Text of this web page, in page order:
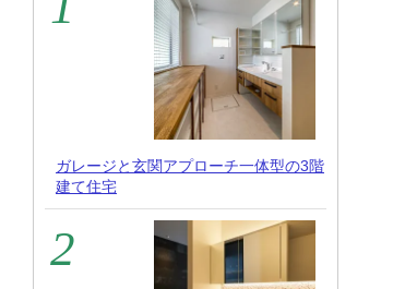
ガレージと玄関アプローチ一体型の3階
建て住宅